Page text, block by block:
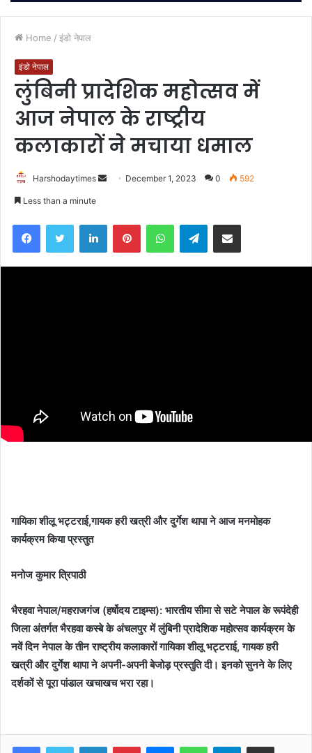
Home / इंडो नेपाल
इंडो नेपाल
लुंबिनी प्रादेशिक महोत्सव में
आज नेपाल के राष्ट्रीय
कलाकारों ने मचाया धमाल
Harshodaytimes
Send December 1, 2023 0 592
Less than a minute
FacebookTwitter LinkedInPinterestWhatsAppTelegramShare via Email
गायिका शीलू भट्टराई,गायक हरी खत्री और दुर्गेश थापा ने आज मनमोहक
कार्यक्रम किया प्रस्तुत
मनोज कुमार त्रिपाठी
भैरहवा नेपाल/महराजगंज (हर्षोदय टाइम्स): भारतीय सीमा से सटे नेपाल के रूपंदेही
जिला अंतर्गत भैरहवा कस्बे के अंचलपुर में लुंबिनी प्रादेशिक महोत्सव कार्यक्रम के
नवें दिन नेपाल के तीन राष्ट्रीय कलाकारों गायिका शीलू भट्टराई, गायक हरी
खत्री और दुर्गेश थापा ने अपनी-अपनी बेजोड़ प्रस्तुति दी। इनको सुनने के लिए
दर्शकों से पूरा पांडाल खचाखच भरा रहा।
FacebookTwitter LinkedInPinterestMessengerWhatsAppTelegramShare via Email